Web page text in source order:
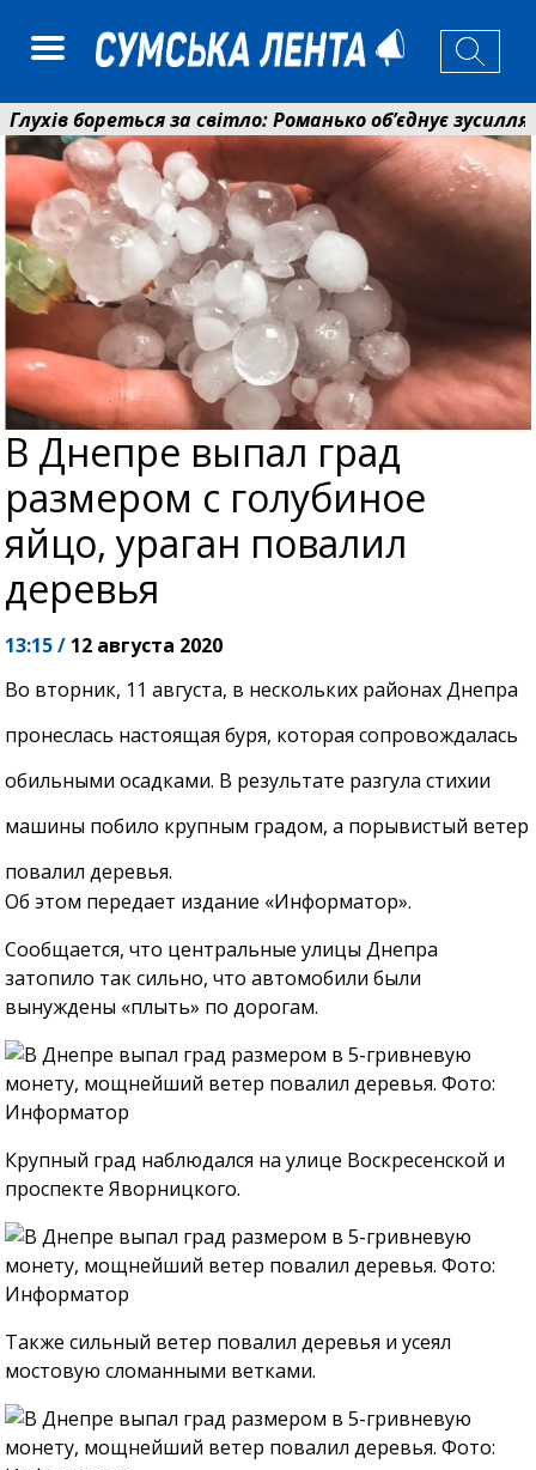
бореться за світло: Романько об’єднує зусилля
фонд Сумщини спрямував 0,2 млрд грн на
В Днепре выпал град
размером с голубиное
яйцо, ураган повалил
деревья
13:15 / 12 августа 2020
Во вторник, 11 августа, в нескольких районах Днепра
пронеслась настоящая буря, которая сопровождалась
обильными осадками. В результате разгула стихии
машины побило крупным градом, а порывистый ветер
повалил деревья.
Об этом передает издание «Информатор».
Сообщается, что центральные улицы Днепра
затопило так сильно, что автомобили были
вынуждены «плыть» по дорогам.
Крупный град наблюдался на улице Воскресенской и
проспекте Яворницкого.
Также сильный ветер повалил деревья и усеял
мостовую сломанными ветками.